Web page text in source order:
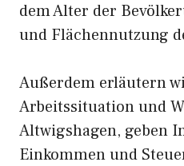
dem Alter der
und Flächennutzung
Außerdem erläutern
Arbeitssituation und
Altwigshagen, geben
Einkommen und